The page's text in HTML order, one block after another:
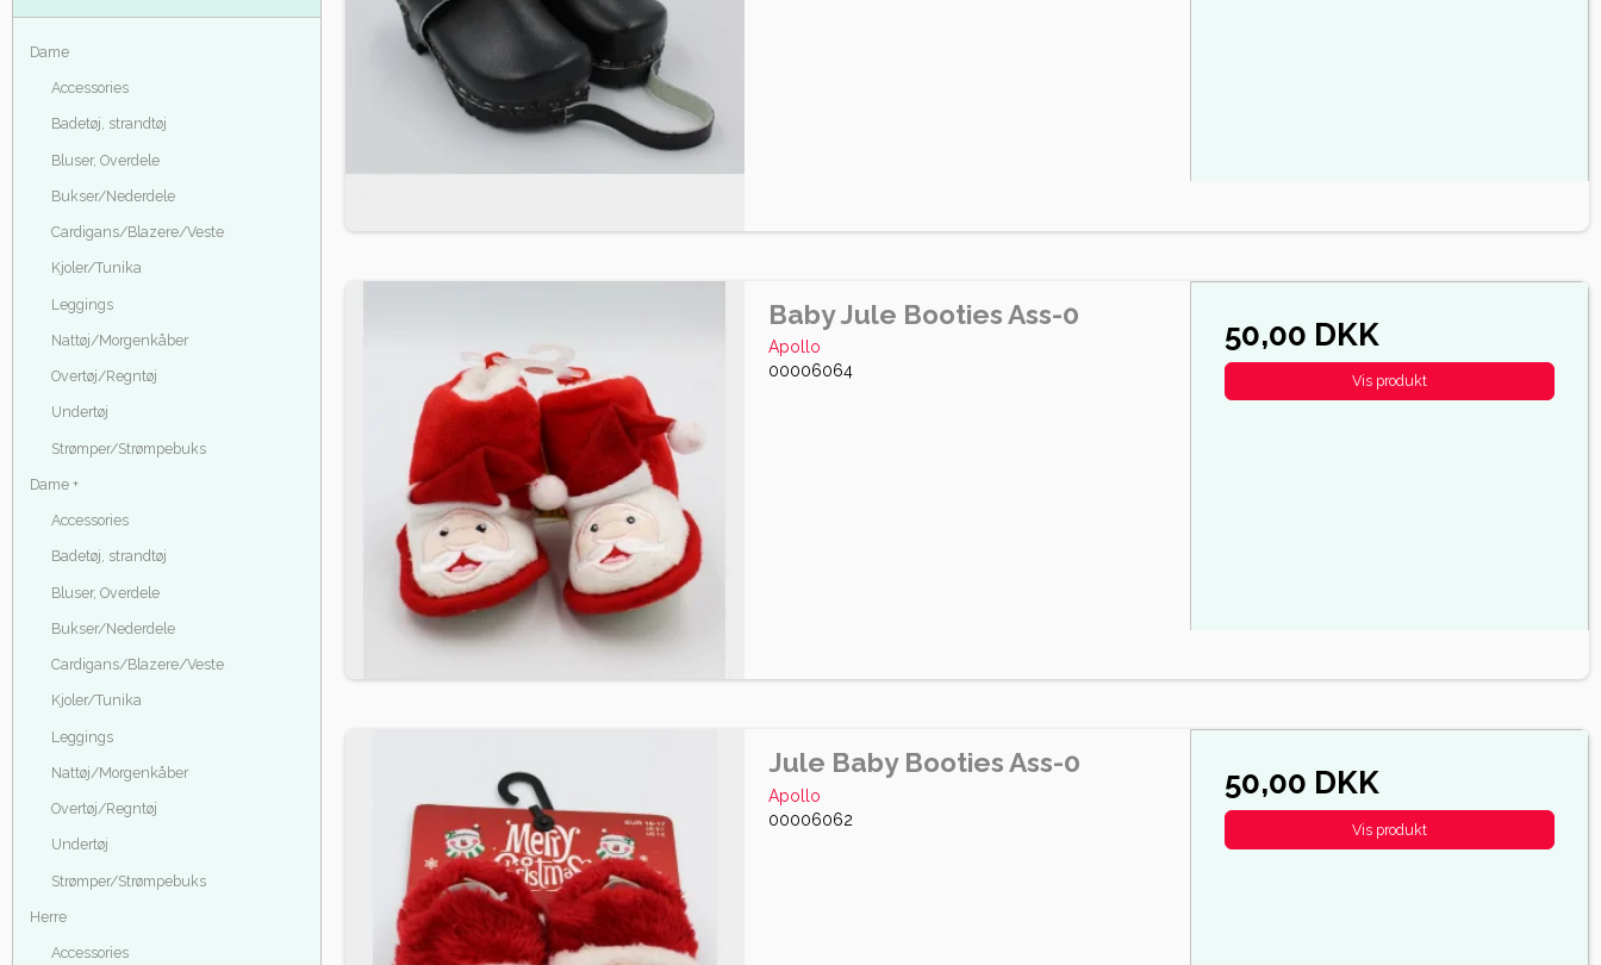
Dame
Accessories
Badetøj, strandtøj
Bluser, Overdele
Bukser/Nederdele
Cardigans/Blazere/Veste
Kjoler/Tunika
Leggings
Nattøj/Morgenkåber
Overtøj/Regntøj
Undertøj
Strømper/Strømpebuks
Dame +
Accessories
Badetøj, strandtøj
Bluser, Overdele
Bukser/Nederdele
Cardigans/Blazere/Veste
Kjoler/Tunika
Leggings
Nattøj/Morgenkåber
Overtøj/Regntøj
Undertøj
Strømper/Strømpebuks
Herre
Accessories
Baby Jule Booties Ass-0
Apollo
00006064
50,00 DKK
Vis produkt
Jule Baby Booties Ass-0
Apollo
00006062
50,00 DKK
Vis produkt